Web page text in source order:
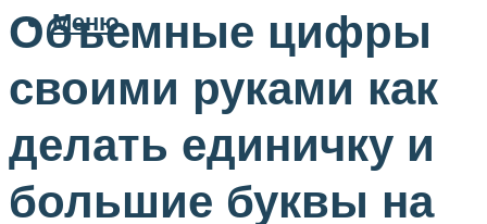
Меню
Объемные цифры
своими руками как
делать единичку и
большие буквы на